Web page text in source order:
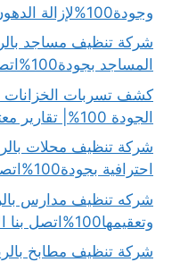
وجودة100%لإزالة الدهون والشحوم اتصل بنا الان
المساجد بجودة100%اتصل بنا الان
الجودة 100%| تقارير معتمدة
احترافية بجودة100%اتصل بنا
وتعقيمها100%اتصل بنا الان
شركة تنظيف مطابخ